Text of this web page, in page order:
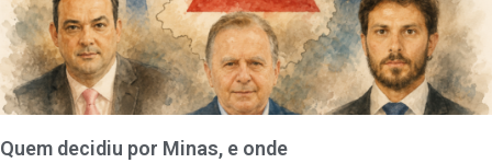
Quem decidiu por Minas, e onde